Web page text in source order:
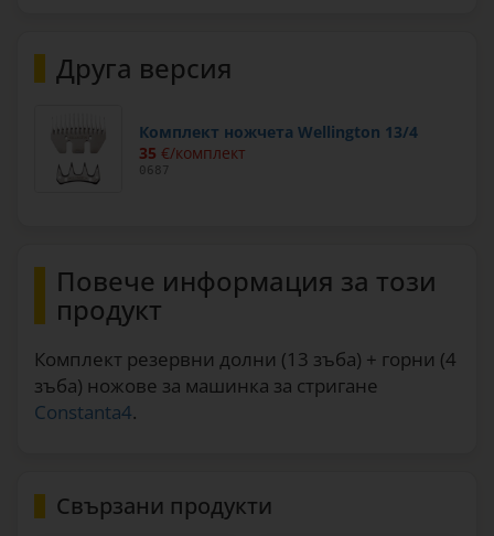
Друга версия
Комплект ножчета Wellington 13/4
35 €/комплект
0687
Повече информация за този
продукт
Комплект резервни долни (13 зъба) + горни (4
зъба) ножове за машинка за стригане
Constanta4.
Свързани продукти